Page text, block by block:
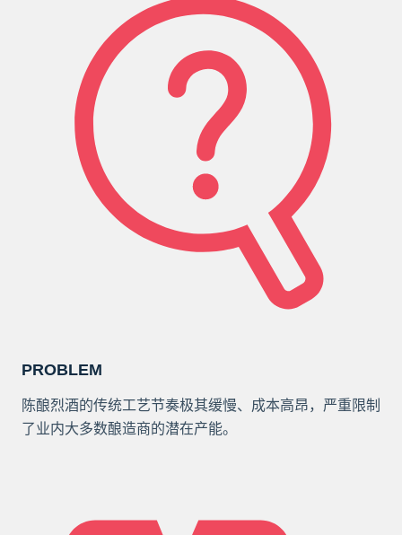
PROBLEM
陈酿烈酒的传统工艺节奏极其缓慢、成本高昂，严重限制
了业内大多数酿造商的潜在产能。